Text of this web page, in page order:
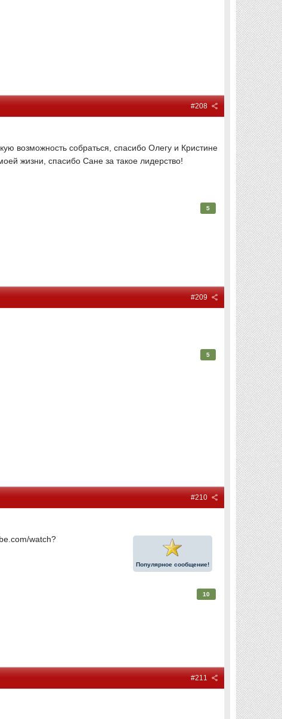
#208
возможность собраться, спасибо Олегу и Кристине
жизни, спасибо Сане за такое лидерство!
5
#209
5
#210
Популярное сообщение!
watch?
10
#211